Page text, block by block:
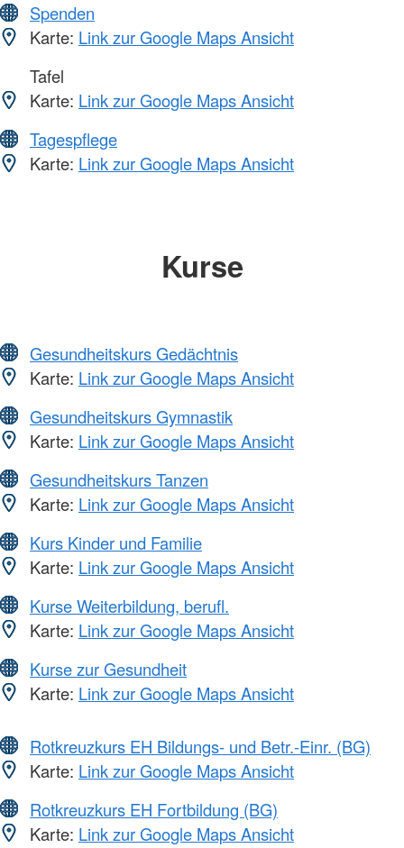
Spenden
Karte: Link zur Google Maps Ansicht
Tafel
Karte: Link zur Google Maps Ansicht
Tagespflege
Karte: Link zur Google Maps Ansicht
Kurse
Gesundheitskurs Gedächtnis
Karte: Link zur Google Maps Ansicht
Gesundheitskurs Gymnastik
Karte: Link zur Google Maps Ansicht
Gesundheitskurs Tanzen
Karte: Link zur Google Maps Ansicht
Kurs Kinder und Familie
Karte: Link zur Google Maps Ansicht
Kurse Weiterbildung, berufl.
Karte: Link zur Google Maps Ansicht
Kurse zur Gesundheit
Karte: Link zur Google Maps Ansicht
Rotkreuzkurs EH Bildungs- und Betr.-Einr. (BG)
Karte: Link zur Google Maps Ansicht
Rotkreuzkurs EH Fortbildung (BG)
Karte: Link zur Google Maps Ansicht